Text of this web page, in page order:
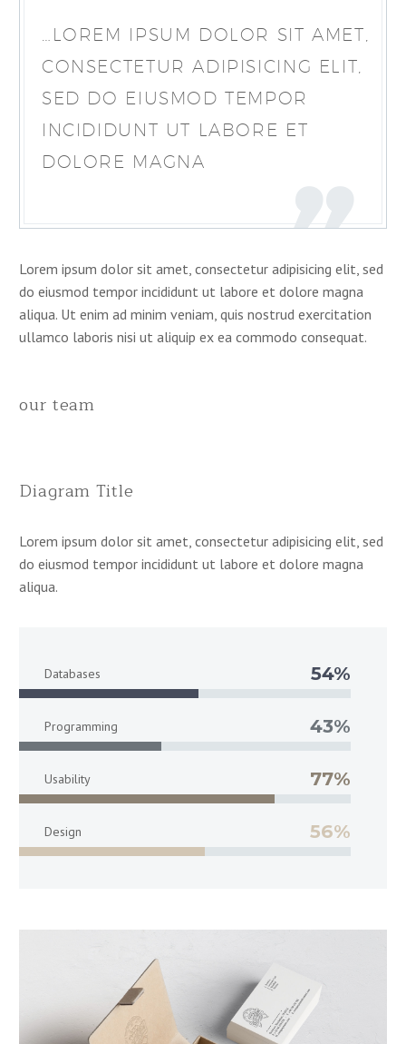
…LOREM IPSUM DOLOR SIT AMET,
CONSECTETUR ADIPISICING ELIT,
SED DO EIUSMOD TEMPOR
INCIDIDUNT UT LABORE ET
DOLORE MAGNA
Lorem ipsum dolor sit amet, consectetur adipisicing elit, sed
do eiusmod tempor incididunt ut labore et dolore magna
aliqua. Ut enim ad minim veniam, quis nostrud exercitation
ullamco laboris nisi ut aliquip ex ea commodo consequat.
our team
Diagram Title
Lorem ipsum dolor sit amet, consectetur adipisicing elit, sed
do eiusmod tempor incididunt ut labore et dolore magna
aliqua.
Databases 54%
Programming 43%
Usability 77%
Design 56%